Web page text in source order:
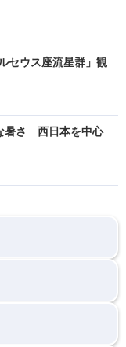
セウス座流星群」観
暑さ 西日本を中心